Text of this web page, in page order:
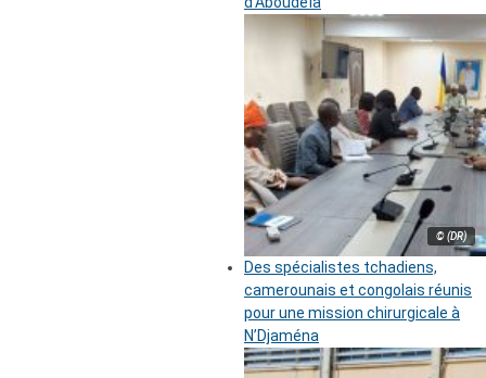
© (DR)
Des spécialistes tchadiens,
camerounais et congolais réunis
pour une mission chirurgicale à
N’Djaména